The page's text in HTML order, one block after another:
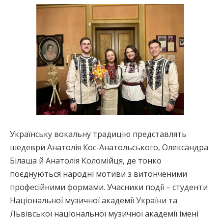
Українську вокальну традицію представлять
шедеври Анатолія Кос-Анатольського, Олександра
Білаша й Анатолія Коломійця, де тонко
поєднуються народні мотиви з витонченими
професійними формами. Учасники події – студенти
Національної музичної академії України та
Львівської національної музичної академії імені